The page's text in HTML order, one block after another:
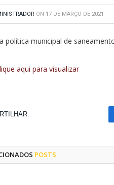
ON 17 DE MARÇO DE 2021
política municipal de
aqui para visualizar
POSTS